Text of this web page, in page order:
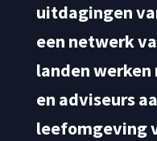
uitdagingen
een netwerk
landen
en adviseurs
leefomgeving